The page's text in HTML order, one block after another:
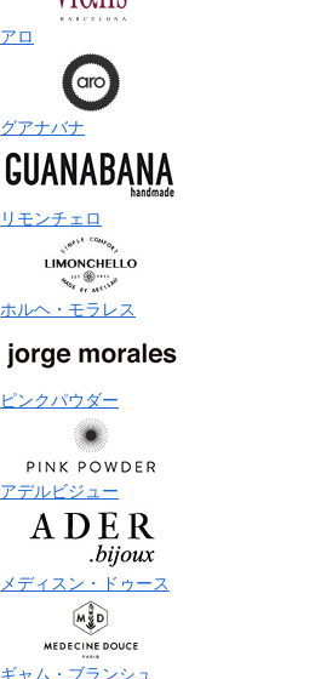
アロ
グアナバナ
リモンチェロ
ホルヘ・モラレス
ピンクパウダー
アデルビジュー
メディスン・ドゥース
ギャム・ブランシュ